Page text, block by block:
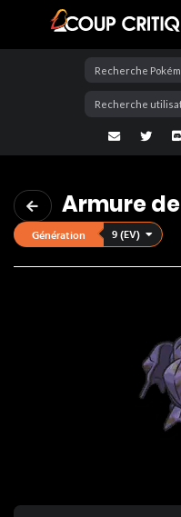
Coup Critique
adresse
Armure
Génération 9 (EV)